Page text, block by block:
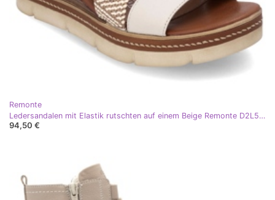
Remonte
Ledersandalen mit Elastik rutschten auf einem Beige Remonte D2L54-60
94,50 €